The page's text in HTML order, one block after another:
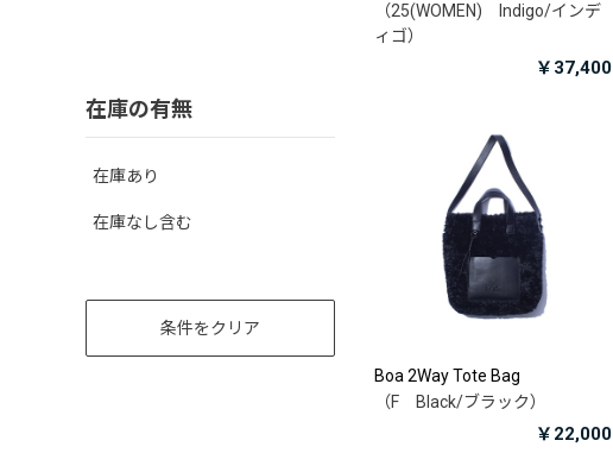
在庫の有無
在庫あり
在庫なし含む
条件をクリア
（25(WOMEN) Indigo/インデ
ィゴ）
￥37,400
Boa 2Way Tote Bag
（F Black/ブラック）
￥22,000